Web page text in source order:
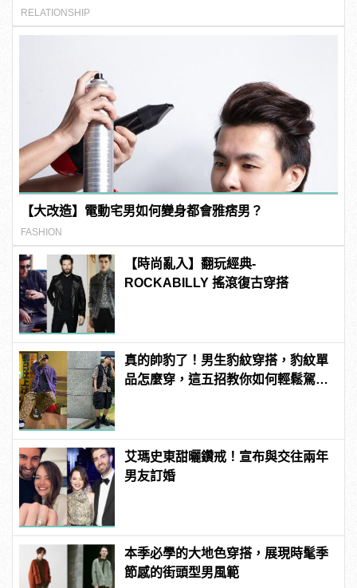
RELATIONSHIP
【大改造】電動宅男如何變身都會雅痞男？
FASHION
【時尚亂入】翻玩經典-
ROCKABILLY 搖滾復古穿搭
真的帥豹了！男生豹紋穿搭，豹紋單
品怎麼穿，這五招教你如何輕鬆駕
艾瑪史東甜曬鑽戒！宣布與交往兩年
男友訂婚
本季必學的大地色穿搭，展現時髦季
節感的街頭型男風範